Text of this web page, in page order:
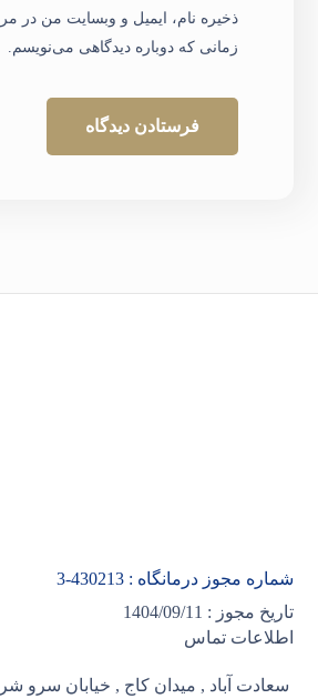
ذخیره نام، ایمیل و وبسایت من در
زمانی که دوباره دیدگاهی می‌نویسم.
شماره مجوز درمانگاه : 430213
-3
تاریخ مجوز : 1404/09/11
اطلاعات تماس